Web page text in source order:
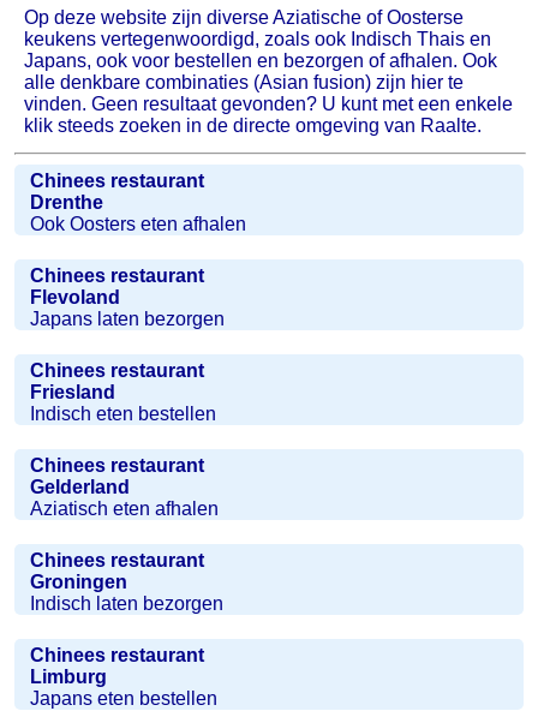
Op deze website zijn diverse Aziatische of Oosterse
keukens vertegenwoordigd, zoals ook Indisch Thais en
Japans, ook voor bestellen en bezorgen of afhalen. Ook
alle denkbare combinaties (Asian fusion) zijn hier te
vinden. Geen resultaat gevonden? U kunt met een enkele
klik steeds zoeken in de directe omgeving van Raalte.
Chinees restaurant
Drenthe
Ook Oosters eten afhalen
Chinees restaurant
Flevoland
Japans laten bezorgen
Chinees restaurant
Friesland
Indisch eten bestellen
Chinees restaurant
Gelderland
Aziatisch eten afhalen
Chinees restaurant
Groningen
Indisch laten bezorgen
Chinees restaurant
Limburg
Japans eten bestellen